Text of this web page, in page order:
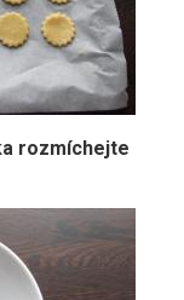
rozmíchejte